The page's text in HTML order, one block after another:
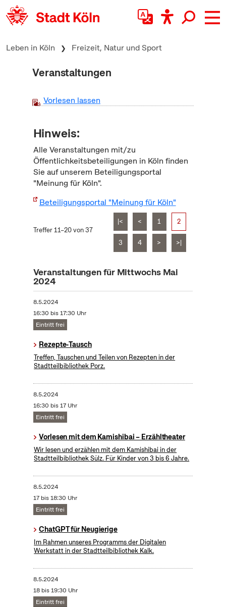
zum Inhalt springen
Leben in Köln Freizeit, Natur und Sport
Veranstaltungen
Vorlesen lassen
Hinweis:
Alle Veranstaltungen mit/zu
Öffentlichkeitsbeteiligungen in Köln finden
Sie auf unserem Beteiligungsportal
"Meinung für Köln".
Beteiligungsportal "Meinung für Köln"
Treffer 11–20 von 37
|< < 1 2
3 4 > >|
Veranstaltungen für Mittwochs Mai
2024
8.5.2024
16:30 bis 17:30 Uhr
Eintritt frei
Rezepte-Tausch
Treffen, Tauschen und Teilen von Rezepten in der
Stadtteilbibliothek Porz.
8.5.2024
16:30 bis 17 Uhr
Eintritt frei
Vorlesen mit dem Kamishibai – Erzähltheater
Wir lesen und erzählen mit dem Kamishibai in der
Stadtteilbibliothek Sülz. Für Kinder von 3 bis 6 Jahre.
8.5.2024
17 bis 18:30 Uhr
Eintritt frei
ChatGPT für Neugierige
Im Rahmen unseres Programms der Digitalen
Werkstatt in der Stadtteilbibliothek Kalk.
8.5.2024
18 bis 19:30 Uhr
Eintritt frei